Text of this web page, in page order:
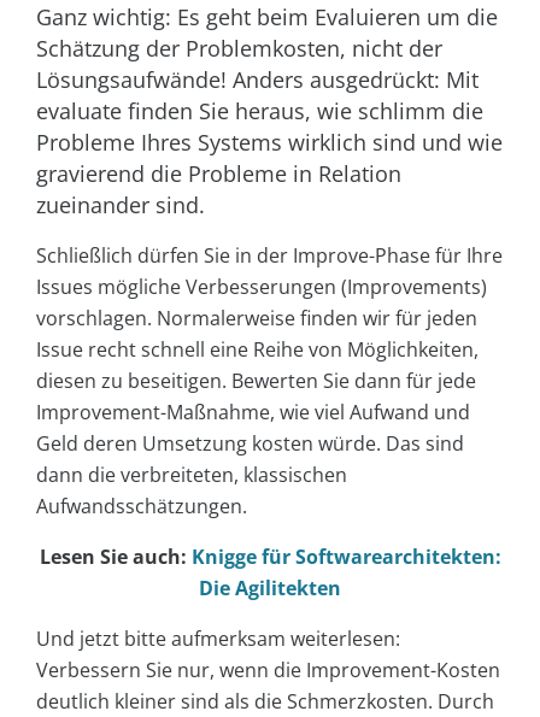
Ganz wichtig: Es geht beim Evaluieren um die
Schätzung der Problemkosten, nicht der
Lösungsaufwände! Anders ausgedrückt: Mit
evaluate finden Sie heraus, wie schlimm die
Probleme Ihres Systems wirklich sind und wie
gravierend die Probleme in Relation
zueinander sind.
Schließlich dürfen Sie in der Improve-Phase für Ihre
Issues mögliche Verbesserungen (Improvements)
vorschlagen. Normalerweise finden wir für jeden
Issue recht schnell eine Reihe von Möglichkeiten,
diesen zu beseitigen. Bewerten Sie dann für jede
Improvement-Maßnahme, wie viel Aufwand und
Geld deren Umsetzung kosten würde. Das sind
dann die verbreiteten, klassischen
Aufwandsschätzungen.
Lesen Sie auch: Knigge für Softwarearchitekten:
Die Agilitekten
Und jetzt bitte aufmerksam weiterlesen:
Verbessern Sie nur, wenn die Improvement-Kosten
deutlich kleiner sind als die Schmerzkosten. Durch